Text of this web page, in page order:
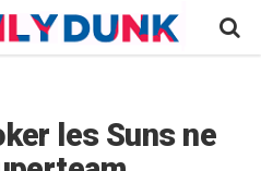
les Suns ne